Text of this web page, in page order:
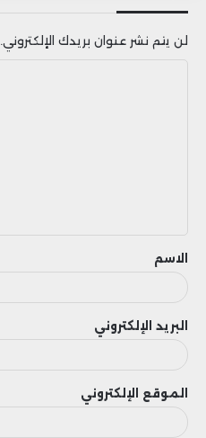
لن يتم نشر عنوان بريدك الإلكتروني.
ق
الاسم
البريد الإلكتروني
الموقع الإلكتروني